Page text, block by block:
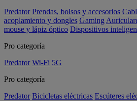
Predator Prendas, bolsos y accesorios
acoplamiento y dongles Gaming
mouse y lápiz óptico Dispositivos
Pro categoría
Predator Wi-Fi 5G
Pro categoría
Predator Bicicletas eléctricas Escúteres